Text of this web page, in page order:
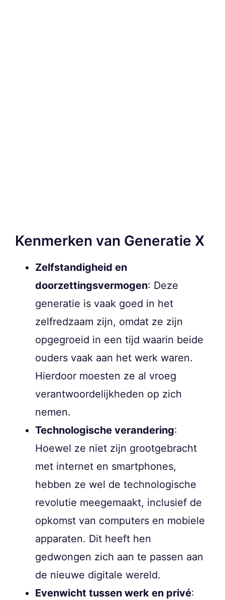
Kenmerken van Generatie X
Zelfstandigheid en
doorzettingsvermogen: Deze
generatie is vaak goed in het
zelfredzaam zijn, omdat ze zijn
opgegroeid in een tijd waarin beide
ouders vaak aan het werk waren.
Hierdoor moesten ze al vroeg
verantwoordelijkheden op zich
nemen.
Technologische verandering:
Hoewel ze niet zijn grootgebracht
met internet en smartphones,
hebben ze wel de technologische
revolutie meegemaakt, inclusief de
opkomst van computers en mobiele
apparaten. Dit heeft hen
gedwongen zich aan te passen aan
de nieuwe digitale wereld.
Evenwicht tussen werk en privé: